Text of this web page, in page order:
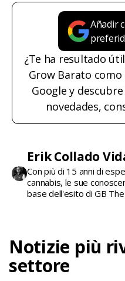
Añadir
¿Te ha resultado
Grow Barato
Google y
novedades,
Erik Collado
Con più di 15 anni di
cannabis, le sue
base dell'esito di GB
Notizie più
settore